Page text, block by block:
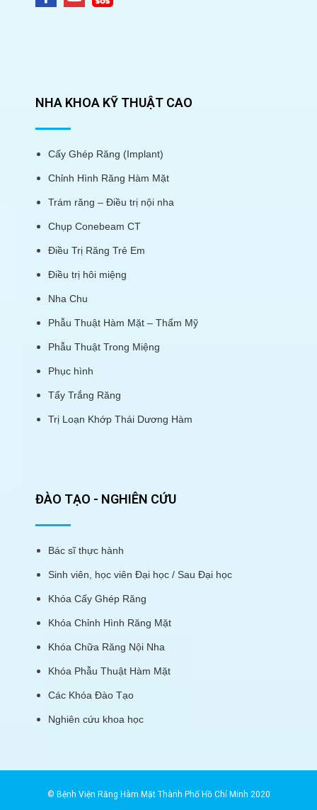
NHA KHOA KỸ THUẬT CAO
Cấy Ghép Răng (Implant)
Chỉnh Hình Răng Hàm Mặt
Trám răng – Điều trị nội nha
Chụp Conebeam CT
Điều Trị Răng Trẻ Em
Điều trị hôi miệng
Nha Chu
Phẫu Thuật Hàm Mặt – Thẩm Mỹ
Phẫu Thuật Trong Miệng
Phục hình
Tẩy Trắng Răng
Trị Loạn Khớp Thái Dương Hàm
ĐÀO TẠO - NGHIÊN CỨU
Bác sĩ thực hành
Sinh viên, học viên Đại học / Sau Đại học
Khóa Cấy Ghép Răng
Khóa Chỉnh Hình Răng Mặt
Khóa Chữa Răng Nội Nha
Khóa Phẫu Thuật Hàm Mặt
Các Khóa Đào Tạo
Nghiên cứu khoa học
© Bệnh Viện Răng Hàm Mặt Thành Phố Hồ Chí Minh 2020